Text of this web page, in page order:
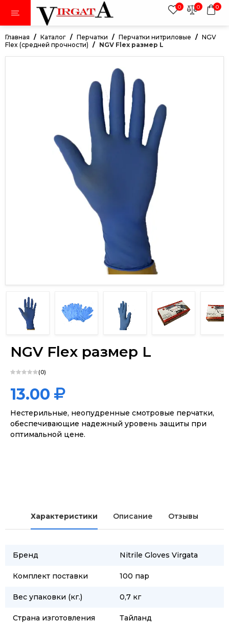
0 0 0
Главная Каталог Перчатки Перчатки нитриловые
NGV
Flex (средней прочности)
NGV Flex размер L
NGV Flex размер L
(0)
13.00
Нестерильные, неопудренные смотровые перчатки,
обеспечивающие надежный уровень защиты при
оптимальной цене.
Характеристики Описание Отзывы
Бренд Nitrile Gloves Virgatа
Комплект поставки 100 пар
Вес упаковки (кг.) 0,7 кг
Страна изготовления Тайланд